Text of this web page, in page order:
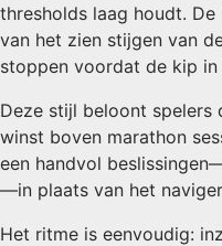
thresholds laag houdt.
van het zien stijgen van
stoppen voordat de kip
Deze stijl beloont spelers
winst boven marathon
een handvol
—in plaats van het
Het ritme is eenvoudig: